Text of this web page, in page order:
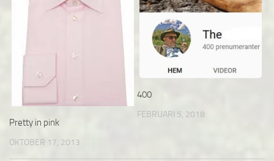
Pretty in pink
OKTOBER 17, 2013
400
FEBRUARI 5, 2018